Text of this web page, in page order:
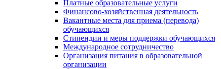
Платные образовательные услуги
Финансово-хозяйственная деятельность
Вакантные места для приема (перевода)
обучающихся
Стипендии и меры поддержки обучающихся
Международное сотрудничество
Организация питания в образовательной
организации